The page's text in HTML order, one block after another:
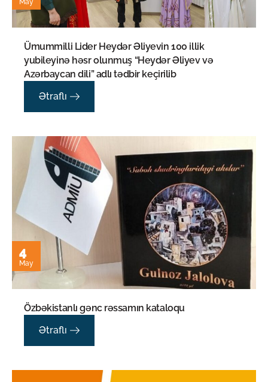
Ümummilli Lider Heydər Əliyevin 100 illik
yubileyinə həsr olunmuş “Heydər Əliyev və
Azərbaycan dili” adlı tədbir keçirilib
Ətraflı
4
May
Özbəkistanlı gənc rəssamın kataloqu
Ətraflı